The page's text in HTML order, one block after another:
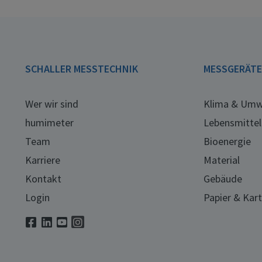
SCHALLER MESSTECHNIK
Wer wir sind
humimeter
Team
Karriere
Kontakt
Login
MESSGERÄTE
Klima &
Lebensmittel
Bioenergie
Material
Gebäude
Papier &